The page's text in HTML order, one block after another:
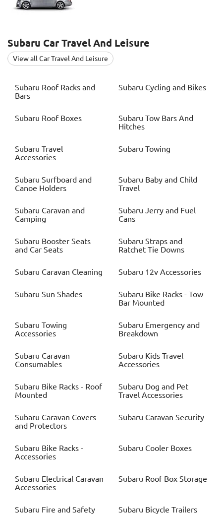
Subaru Car Travel And Leisure
View all Car Travel And Leisure
Subaru Roof Racks and
Bars
Subaru Cycling and Bikes
Subaru Roof Boxes Subaru Tow Bars And
Hitches
Subaru Travel
Accessories
Subaru Towing
Subaru Surfboard and
Canoe Holders
Subaru Baby and Child
Travel
Subaru Caravan and
Camping
Subaru Jerry and Fuel
Cans
Subaru Booster Seats
and Car Seats
Subaru Straps and
Ratchet Tie Downs
Subaru Caravan Cleaning Subaru 12v Accessories
Subaru Sun Shades Subaru Bike Racks - Tow
Bar Mounted
Subaru Towing
Accessories
Subaru Emergency and
Breakdown
Subaru Caravan
Consumables
Subaru Kids Travel
Accessories
Subaru Bike Racks - Roof
Mounted
Subaru Dog and Pet
Travel Accessories
Subaru Caravan Covers
and Protectors
Subaru Caravan Security
Subaru Bike Racks -
Accessories
Subaru Cooler Boxes
Subaru Electrical Caravan
Accessories
Subaru Roof Box Storage
Subaru Fire and Safety Subaru Bicycle Trailers